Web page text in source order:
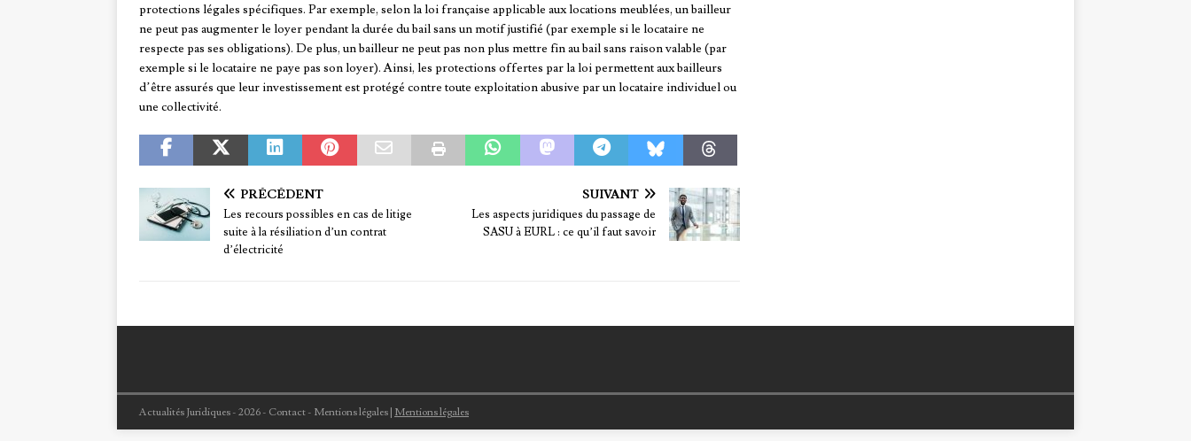
protections légales spécifiques. Par exemple, selon la loi française applicable aux locations meublées, un bailleur
ne peut pas augmenter le loyer pendant la durée du bail sans un motif justifié (par exemple si le locataire ne
respecte pas ses obligations). De plus, un bailleur ne peut pas non plus mettre fin au bail sans raison valable (par
exemple si le locataire ne paye pas son loyer). Ainsi, les protections offertes par la loi permettent aux bailleurs
d’être assurés que leur investissement est protégé contre toute exploitation abusive par un locataire individuel ou
une collectivité.
PRÉCÉDENT
Les recours possibles en cas de litige
suite à la résiliation d’un contrat
d’électricité
SUIVANT
Les aspects juridiques du passage de
SASU à EURL : ce qu’il faut savoir
Actualités Juridiques - 2026 - Contact - Mentions légales Mentions légales